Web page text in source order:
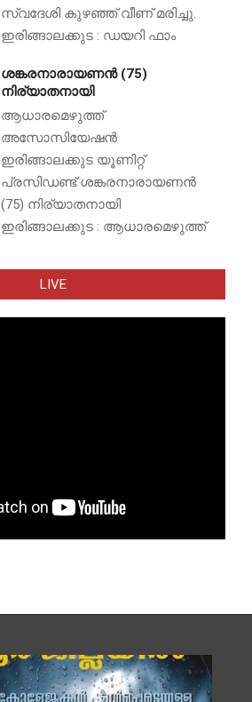
സ്വദേശി കുഴഞ്ഞ് വീണ് മരിച്ചു.
ഇരിങ്ങാലക്കുട : ഡയറി ഫാം
ശങ്കരനാരായണൻ (75)
നിര്യാതനായി
ആധാരമെഴുത്ത്
അസോസിയേഷൻ
ഇരിങ്ങാലക്കുട യൂണിറ്റ്
പ്രസിഡണ്ട് ശങ്കരനാരായണൻ
(75) നിര്യാതനായി
ഇരിങ്ങാലക്കുട : ആധാരമെഴുത്ത്
LIVE